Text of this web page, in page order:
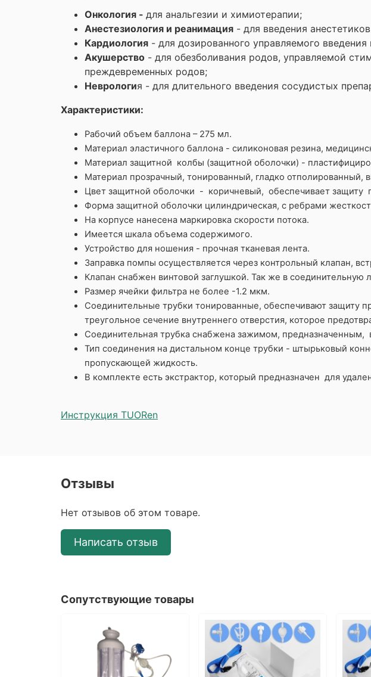
Онкология - для анальгезии и химиотерапии;
Анестезиология и реанимация - для введения
Кардиология - для дозированного управляемого
Акушерство - для обезболивания родов, управляемой
преждевременных родов;
Неврология - для длительного введения сосудистых
Характеристики:
Рабочий объем баллона – 275 мл.
Материал эластичного баллона - силиконовая резина,
Материал защитной колбы (защитной оболочки) -
Материал прозрачный, тонированный, гладко отполированный,
Цвет защитной оболочки - коричневый, обеспечивает защиту
Форма защитной оболочки цилиндрическая, с ребрами
На корпусе нанесена маркировка скорости потока.
Имеется шкала объема содержимого.
Устройство для ношения - прочная тканевая лента.
Заправка помпы осуществляется через контрольный клапан,
Клапан снабжен винтовой заглушкой. Так же в
Размер ячейки фильтра не более -1.2 мкм.
Соединительные трубки тонированные, обеспечивают защиту
треугольное сечение внутреннего отверстия, которое
Соединительная трубка снабжена зажимом,
Тип соединения на дистальном конце трубки - штырьковый
пропускающей жидкость.
В комплекте есть экстрактор, который предназначен для
Инструкция TUORen
Отзывы
Нет отзывов об этом товаре.
Написать отзыв
Сопутствующие товары